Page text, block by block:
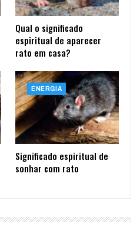
Qual o significado
espiritual de aparecer
rato em casa?
ENERGIA
Significado espiritual de
sonhar com rato